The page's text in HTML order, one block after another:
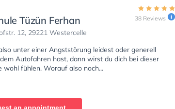
Tüzün Ferhan
12, 29221 Westercelle
38 Reviews
unter einer Angststörung leidest oder generell
Autofahren hast, dann wirst du dich bei dieser
wohl fühlen. Worauf also noch...